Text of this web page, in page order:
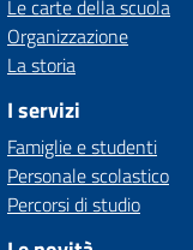
Le carte della scuola
Organizzazione
La storia
I servizi
Famiglie e studenti
Personale scolastico
Percorsi di studio